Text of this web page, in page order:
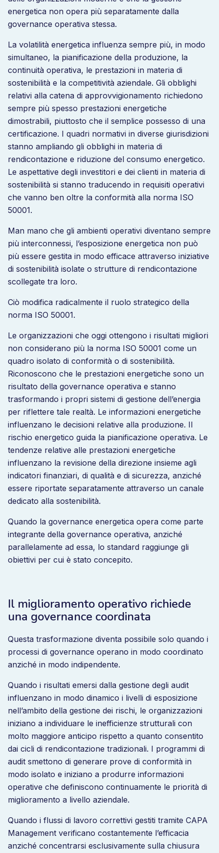
energetica non opera più separatamente dalla
governance operativa stessa.
La volatilità energetica influenza sempre più, in modo
simultaneo, la pianificazione della produzione, la
continuità operativa, le prestazioni in materia di
sostenibilità e la competitività aziendale. Gli obblighi
relativi alla catena di approvvigionamento richiedono
sempre più spesso prestazioni energetiche
dimostrabili, piuttosto che il semplice possesso di una
certificazione. I quadri normativi in diverse giurisdizioni
stanno ampliando gli obblighi in materia di
rendicontazione e riduzione del consumo energetico.
Le aspettative degli investitori e dei clienti in materia di
sostenibilità si stanno traducendo in requisiti operativi
che vanno ben oltre la conformità alla norma ISO
50001.
Man mano che gli ambienti operativi diventano sempre
più interconnessi, l’esposizione energetica non può
più essere gestita in modo efficace attraverso iniziative
di sostenibilità isolate o strutture di rendicontazione
scollegate tra loro.
Ciò modifica radicalmente il ruolo strategico della
norma ISO 50001.
Le organizzazioni che oggi ottengono i risultati migliori
non considerano più la norma ISO 50001 come un
quadro isolato di conformità o di sostenibilità.
Riconoscono che le prestazioni energetiche sono un
risultato della governance operativa e stanno
trasformando i propri sistemi di gestione dell’energia
per riflettere tale realtà. Le informazioni energetiche
influenzano le decisioni relative alla produzione. Il
rischio energetico guida la pianificazione operativa. Le
tendenze relative alle prestazioni energetiche
influenzano la revisione della direzione insieme agli
indicatori finanziari, di qualità e di sicurezza, anziché
essere riportate separatamente attraverso un canale
dedicato alla sostenibilità.
Quando la governance energetica opera come parte
integrante della governance operativa, anziché
parallelamente ad essa, lo standard raggiunge gli
obiettivi per cui è stato concepito.
Il miglioramento operativo richiede
una governance coordinata
Questa trasformazione diventa possibile solo quando i
processi di governance operano in modo coordinato
anziché in modo indipendente.
Quando i risultati emersi dalla gestione degli audit
influenzano in modo dinamico i livelli di esposizione
nell’ambito della gestione dei rischi, le organizzazioni
iniziano a individuare le inefficienze strutturali con
molto maggiore anticipo rispetto a quanto consentito
dai cicli di rendicontazione tradizionali. I programmi di
audit smettono di generare prove di conformità in
modo isolato e iniziano a produrre informazioni
operative che definiscono continuamente le priorità di
miglioramento a livello aziendale.
Quando i flussi di lavoro correttivi gestiti tramite CAPA
Management verificano costantemente l’efficacia
anziché concentrarsi esclusivamente sulla chiusura